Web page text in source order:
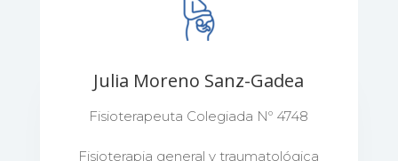
Julia Moreno Sanz-Gadea
Fisioterapeuta Colegiada Nº 4748
Fisioterapia general y traumatológica